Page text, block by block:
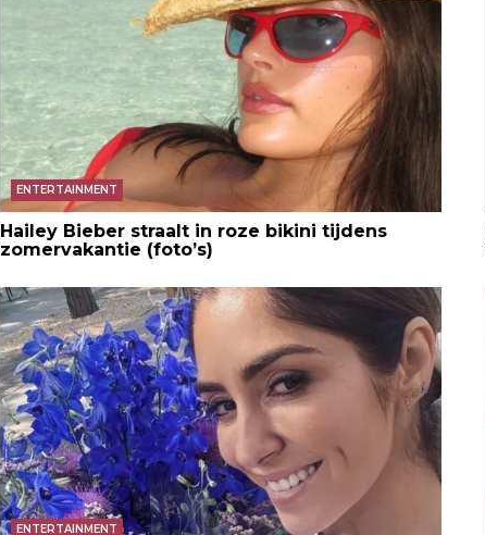
ENTERTAINMENT
Hailey Bieber straalt in roze bikini tijdens
zomervakantie (foto’s)
ENTERTAINMENT